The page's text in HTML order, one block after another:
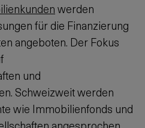
werden
für die Finanzierung
angeboten. Der Fokus
und
Schweizweit werden
wie Immobilienfonds und